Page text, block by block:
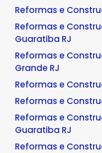
Reformas e
Reformas e
Guaratiba RJ
Reformas e
Grande RJ
Reformas e
Reformas e
Reformas e
Guaratiba RJ
Reformas e